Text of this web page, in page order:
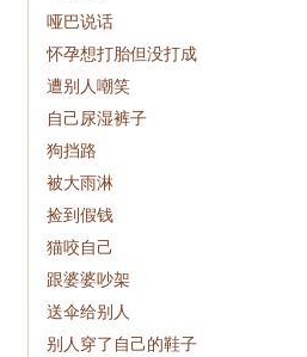
哑巴说话
怀孕想打胎但没打成
遭别人嘲笑
自己尿湿裤子
狗挡路
被大雨淋
捡到假钱
猫咬自己
跟婆婆吵架
送伞给别人
别人穿了自己的鞋子